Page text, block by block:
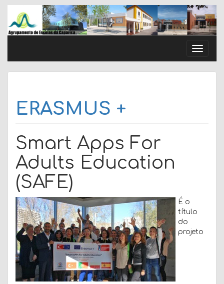
Skip
content
Toggle
ERASMUS +
Smart Apps For
Adults Education
(SAFE)
É o
título
do
projeto